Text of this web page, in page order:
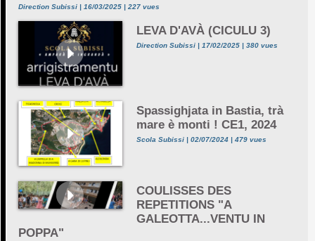
Direction Subissi | 16/03/2025 | 227 vues
LEVA D'AVÀ (CICULU 3)
Direction Subissi | 17/02/2025 | 380 vues
Spassighjata in Bastia, trà
mare è monti ! CE1, 2024
Scola Subissi | 02/07/2024 | 479 vues
COULISSES DES
REPETITIONS "A
GALEOTTA...VENTU IN
POPPA"